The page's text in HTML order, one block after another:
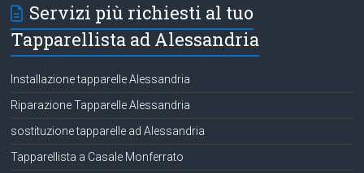
Servizi più richiesti al tuo
Tapparellista ad Alessandria
Installazione tapparelle Alessandria
Riparazione Tapparelle Alessandria
sostituzione tapparelle ad Alessandria
Tapparellista a Casale Monferrato